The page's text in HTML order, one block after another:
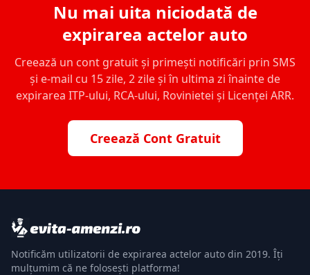
Nu mai uita niciodată de
expirarea actelor auto
Creează un cont gratuit și primești notificări prin SMS
și e-mail cu 15 zile, 2 zile și în ultima zi înainte de
expirarea ITP-ului, RCA-ului, Rovinietei și Licenței ARR.
Creează Cont Gratuit
Notificăm utilizatorii de expirarea actelor auto din 2019. Îți
mulțumim că ne folosești platforma!